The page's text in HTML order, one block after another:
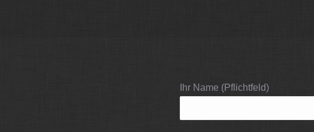
Ihr Name (Pflichtfeld)